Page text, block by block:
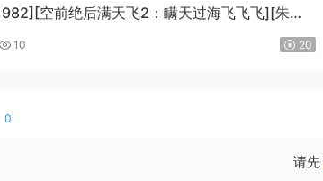
空前绝后满天飞2：瞒天过海飞飞飞][朱莉·
伯特·海斯][喜剧/科幻][中文字幕]
10 20
0
请先